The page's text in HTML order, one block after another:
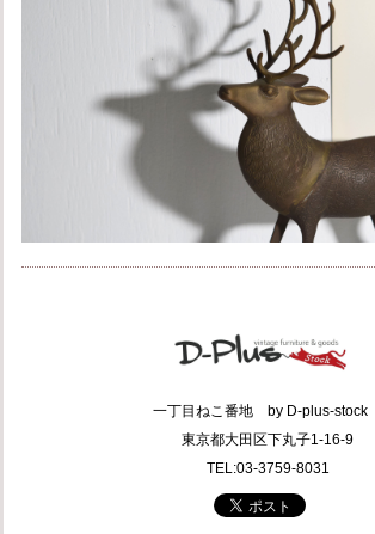
一丁目ねこ番地 by D-plus-stock
東京都大田区下丸子1-16-9
TEL:03-3759-8031